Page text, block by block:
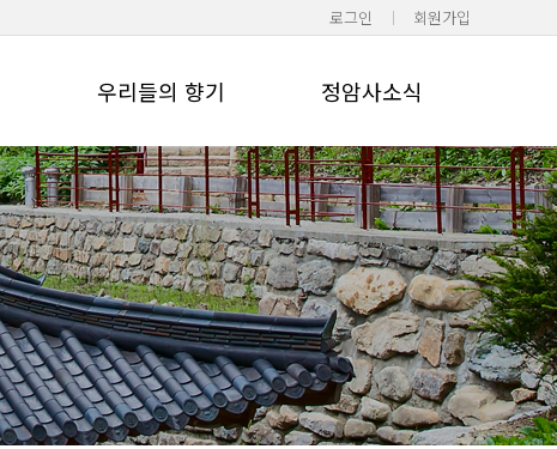
로그인 회원가입
우리들의 향기 정암사소식